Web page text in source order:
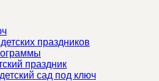
праздников
праздник
сад под ключ